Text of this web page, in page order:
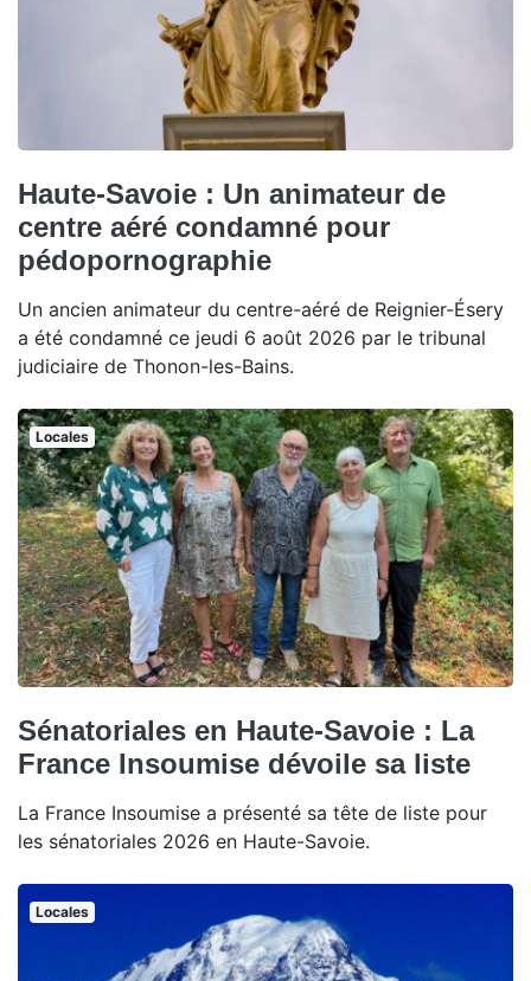
Haute-Savoie : Un animateur de
centre aéré condamné pour
pédopornographie
Un ancien animateur du centre-aéré de Reignier-Ésery
a été condamné ce jeudi 6 août 2026 par le tribunal
judiciaire de Thonon-les-Bains.
Locales
Sénatoriales en Haute-Savoie : La
France Insoumise dévoile sa liste
La France Insoumise a présenté sa tête de liste pour
les sénatoriales 2026 en Haute-Savoie.
Locales